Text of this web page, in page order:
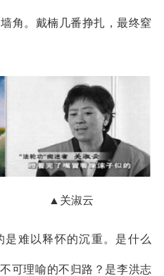
角。戴楠几番挣扎，最终窒
▲关淑云
是难以释怀的沉重。是什么
可理喻的不归路？是李洪志